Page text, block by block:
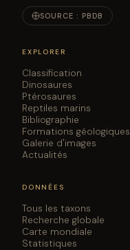
SOURCE : PBDB
EXPLORER
Classification
Dinosaures
Ptérosaures
Reptiles marins
Bibliographie
Formations géologiques
Galerie d'images
Actualités
DONNÉES
Tous les taxons
Recherche globale
Carte mondiale
Statistiques